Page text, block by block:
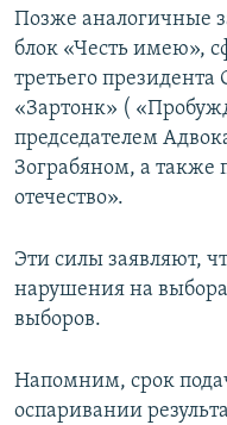
Позже аналогичные
блок «Честь имею»,
третьего
«Зартонк» (
председателем
Зограбяном, а также
отечество».
Эти силы заявляют,
нарушения на
выборов.
Напомним, срок
оспаривании